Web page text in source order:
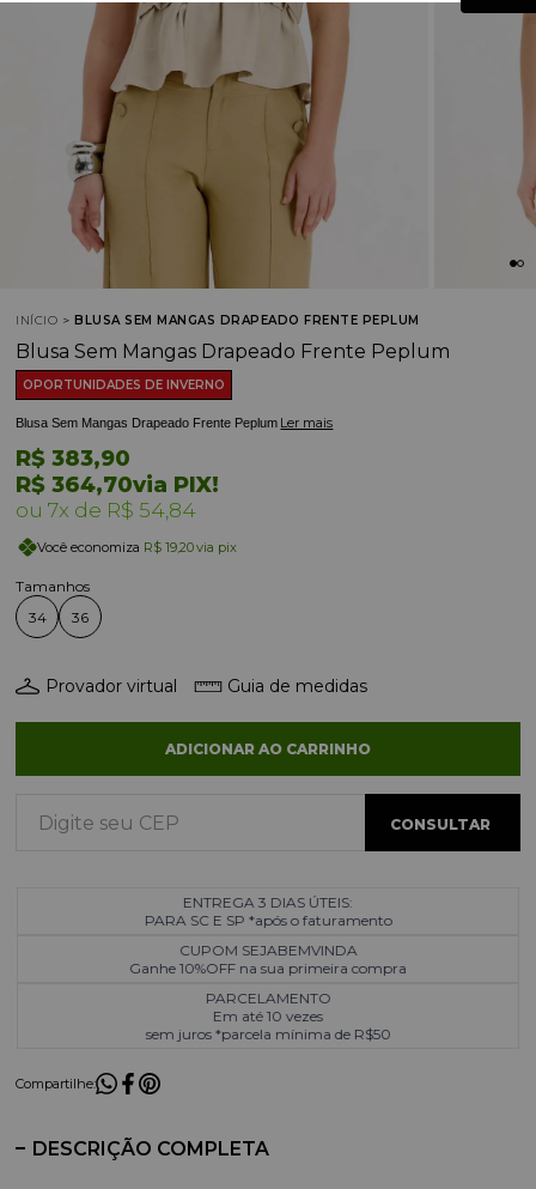
INÍCIO BLUSA SEM MANGAS DRAPEADO FRENTE PEPLUM
Blusa Sem Mangas Drapeado Frente Peplum
OPORTUNIDADES DE INVERNO
Blusa Sem Mangas Drapeado Frente Peplum Ler mais
R$ 364,70via PIX!
R$ 383,90
7x R$ 54,84
Você economiza R$ 19,20via pix
34 36
Provador virtual Guia de medidas
ADICIONAR AO CARRINHO
ENTREGA 3 DIAS ÚTEIS:
PARA SC E SP *após o faturamento
CUPOM SEJABEMVINDA
Ganhe 10%OFF na sua primeira compra
PARCELAMENTO
Em até 10 vezes
sem juros *parcela mínima de R$50
Compartilhe:
DESCRIÇÃO COMPLETA